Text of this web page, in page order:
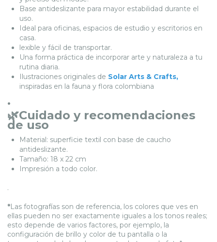
Base antideslizante para mayor estabilidad durante el
uso.
Ideal para oficinas, espacios de estudio y escritorios en
casa.
lexible y fácil de transportar.
Una forma práctica de incorporar arte y naturaleza a tu
rutina diaria.
Ilustraciones originales de Solar Arts & Crafts,
inspiradas en la fauna y flora colombiana
.
🌿Cuidado y recomendaciones
de uso
Material: superficie textil con base de caucho
antideslizante.
Tamaño: 18 x 22 cm
Impresión a todo color.
.
*Las fotografías son de referencia, los colores que ves en
ellas pueden no ser exactamente iguales a los tonos reales;
esto depende de varios factores, por ejemplo, la
configuración de brillo y color de tu pantalla o la